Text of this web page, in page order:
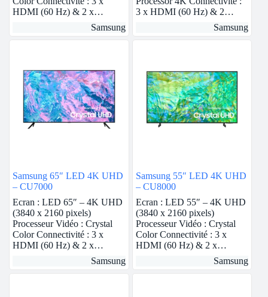
HDMI (60 Hz) & 2 x…
Samsung
3 x HDMI (60 Hz) & 2…
Samsung
Samsung 65″ LED 4K UHD
– CU7000
Ecran : LED 65″ – 4K UHD
(3840 x 2160 pixels)
Processeur Vidéo : Crystal
Color Connectivité : 3 x
HDMI (60 Hz) & 2 x…
Samsung
Samsung 55″ LED 4K UHD
– CU8000
Ecran : LED 55″ – 4K UHD
(3840 x 2160 pixels)
Processeur Vidéo : Crystal
Color Connectivité : 3 x
HDMI (60 Hz) & 2 x…
Samsung